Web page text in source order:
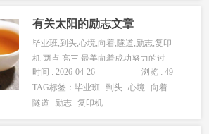
有关太阳的励志文章
毕业班,到头,心境,向着,隧道,励志,复印
机,两点,高三,最美向着成功努力的过
程，乍一看，就像一条黑...
时间 : 2026-04-26
浏览 : 49
TAG标签：毕业班 到头 心境
向着
隧道
励志 复印机